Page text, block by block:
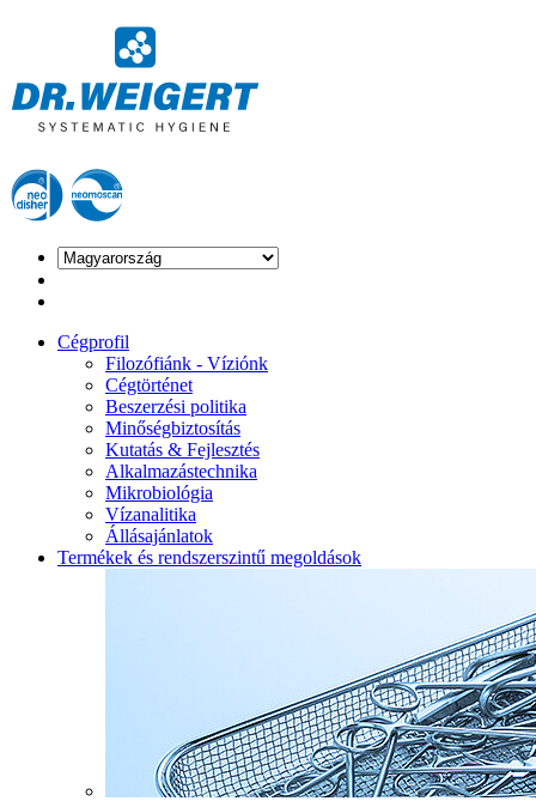
Cégprofil
Filozófiánk - Víziónk
Cégtörténet
Beszerzési politika
Minőségbiztosítás
Kutatás & Fejlesztés
Alkalmazástechnika
Mikrobiológia
Vízanalitika
Állásajánlatok
Termékek és rendszerszintű megoldások